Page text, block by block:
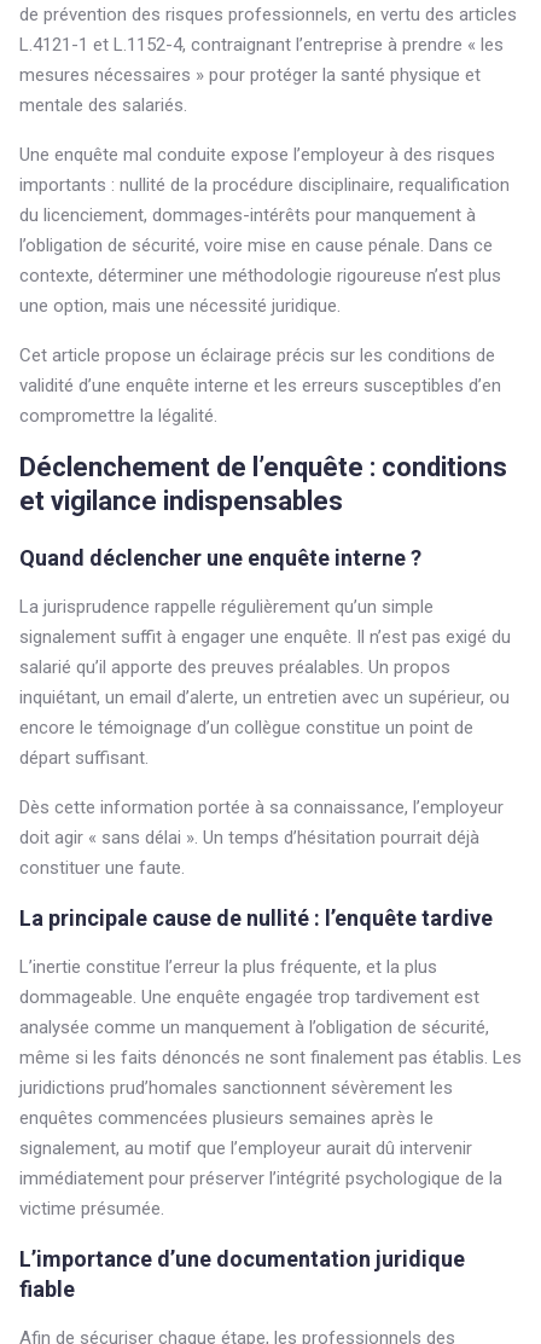
de prévention des risques professionnels, en vertu des articles
L.4121-1 et L.1152-4, contraignant l’entreprise à prendre « les
mesures nécessaires » pour protéger la santé physique et
mentale des salariés.
Une enquête mal conduite expose l’employeur à des risques
importants : nullité de la procédure disciplinaire, requalification
du licenciement, dommages-intérêts pour manquement à
l’obligation de sécurité, voire mise en cause pénale. Dans ce
contexte, déterminer une méthodologie rigoureuse n’est plus
une option, mais une nécessité juridique.
Cet article propose un éclairage précis sur les conditions de
validité d’une enquête interne et les erreurs susceptibles d’en
compromettre la légalité.
Déclenchement de l’enquête : conditions
et vigilance indispensables
Quand déclencher une enquête interne ?
La jurisprudence rappelle régulièrement qu’un simple
signalement suffit à engager une enquête. Il n’est pas exigé du
salarié qu’il apporte des preuves préalables. Un propos
inquiétant, un email d’alerte, un entretien avec un supérieur, ou
encore le témoignage d’un collègue constitue un point de
départ suffisant.
Dès cette information portée à sa connaissance, l’employeur
doit agir « sans délai ». Un temps d’hésitation pourrait déjà
constituer une faute.
La principale cause de nullité : l’enquête tardive
L’inertie constitue l’erreur la plus fréquente, et la plus
dommageable. Une enquête engagée trop tardivement est
analysée comme un manquement à l’obligation de sécurité,
même si les faits dénoncés ne sont finalement pas établis. Les
juridictions prud’homales sanctionnent sévèrement les
enquêtes commencées plusieurs semaines après le
signalement, au motif que l’employeur aurait dû intervenir
immédiatement pour préserver l’intégrité psychologique de la
victime présumée.
L’importance d’une documentation juridique
fiable
Afin de sécuriser chaque étape, les professionnels des